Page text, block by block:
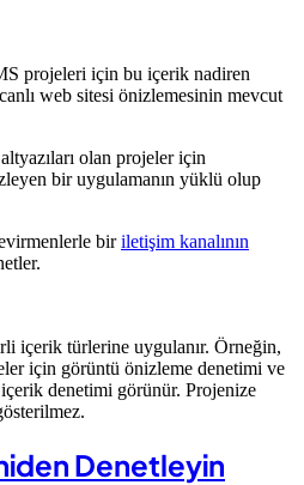
projeleri için bu içerik nadiren
canlı web sitesi önizlemesinin mevcut
olan projeler için
bir uygulamanın yüklü olup
biriletişim kanalının
içerik türlerine uygulanır. Örneğin,
için görüntü önizleme denetimi ve
denetimi görünür. Projenize
Denetleyin